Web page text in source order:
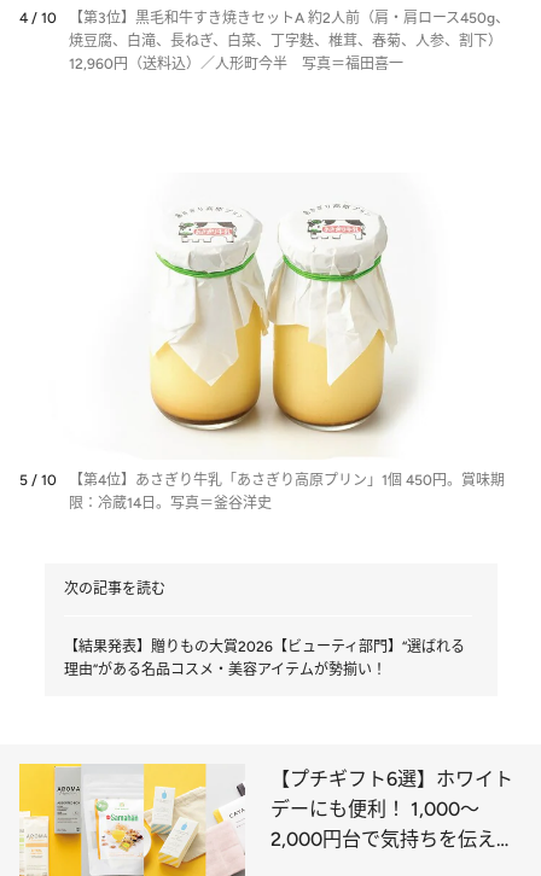
4 / 10
【第3位】黒毛和牛すき焼きセットA 約2人前（肩・肩ロース450g、
焼豆腐、白滝、長ねぎ、白菜、丁字麩、椎茸、春菊、人参、割下）
12,960円（送料込）／人形町今半 写真＝福田喜一
5 / 10
【第4位】あさぎり牛乳「あさぎり高原プリン」1個 450円。賞味期
限：冷蔵14日。写真＝釜谷洋史
次の記事を読む
【結果発表】贈りもの大賞2026【ビューティ部門】“選ばれる
理由”がある名品コスメ・美容アイテムが勢揃い！
【プチギフト6選】ホワイト
デーにも便利！ 1,000～
2,000円台で気持ちを伝える